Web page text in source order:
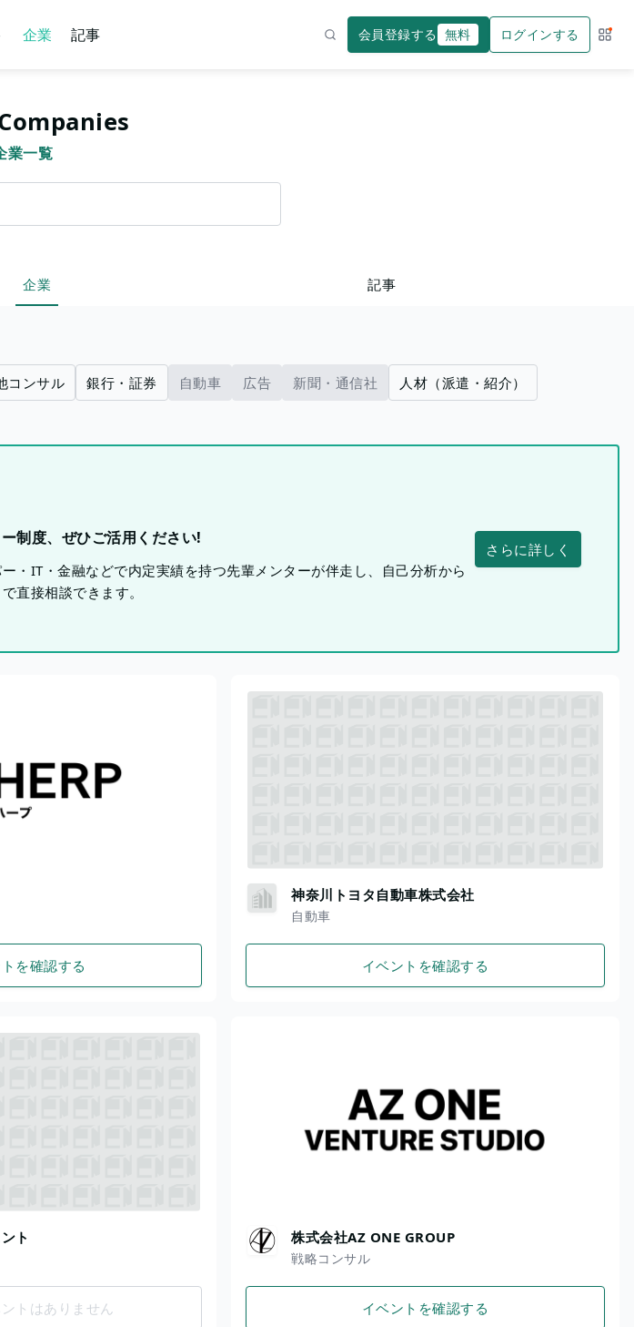
企業 記事 会員登録する 無料 ログインする サー
業一覧
企業 記事
コンサル 銀行・証券 自動車 広告 新聞・通信社 人材（派遣・紹介）
制度、ぜひご活用ください!
・IT・金融などで内定実績を持つ先輩メンターが伴走し、自己分析から
直接相談できます。
さらに詳しく
を確認する
神奈川トヨタ自動車株式会社
自動車
イベントを確認する
ト
トはありません
株式会社AZ ONE GROUP
戦略コンサル
イベントを確認する